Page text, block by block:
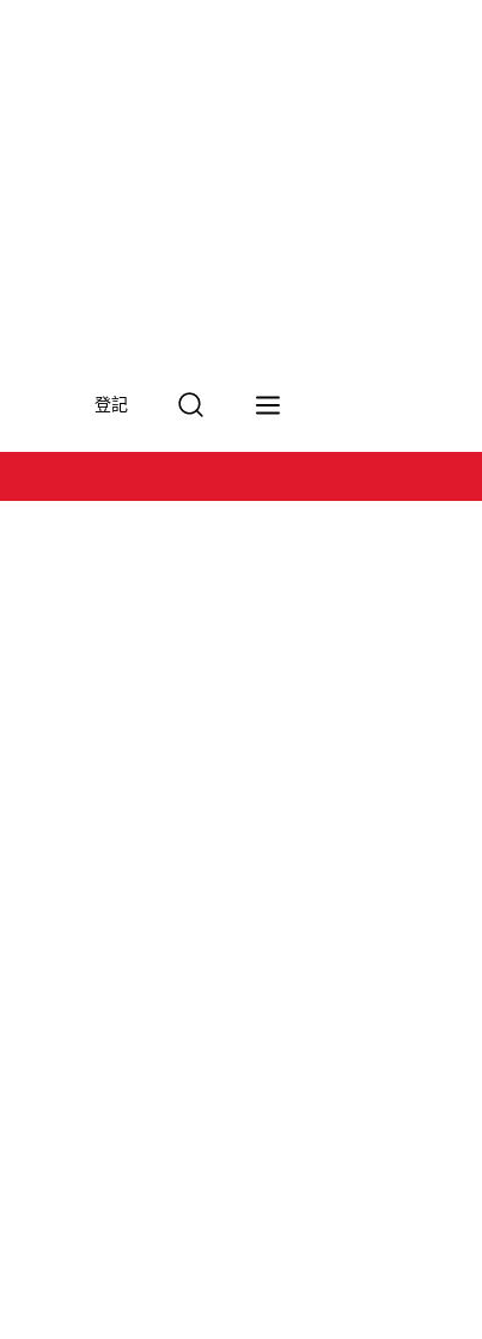
登記